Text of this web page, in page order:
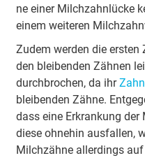
ne ei­ner Milch­zahn­lücke
ei­nem wei­te­ren
Zu­dem wer­den die ers­ten
den blei­ben­den Zäh­nen
durch­bro­chen, da ihr
blei­ben­den Zäh­ne.
dass ei­ne Er­kran­kung
die­se oh­ne­hin aus­fal­len,
Milch­zäh­ne al­ler­dings